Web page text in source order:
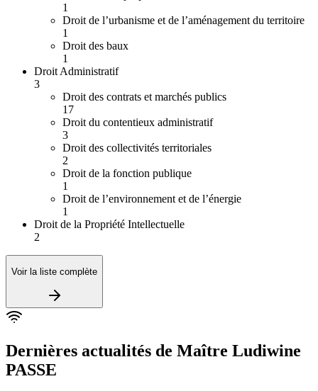
1
Droit de l’urbanisme et de l’aménagement du territoire
1
Droit des baux
1
Droit Administratif
3
Droit des contrats et marchés publics
17
Droit du contentieux administratif
3
Droit des collectivités territoriales
2
Droit de la fonction publique
1
Droit de l’environnement et de l’énergie
1
Droit de la Propriété Intellectuelle
2
Voir la liste complète
Dernières actualités de Maître Ludiwine
PASSE